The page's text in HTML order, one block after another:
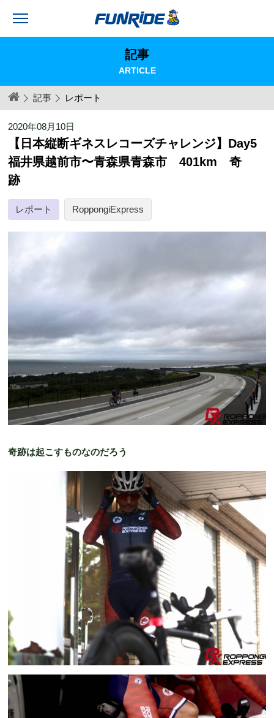
記事
ARTICLE
記事 レポート
2020年08月10日
【日本縦断ギネスレコーズチャレンジ】Day5
福井県越前市〜青森県青森市 401km 奇
跡
レポート RoppongiExpress
奇跡は起こすものなのだろう